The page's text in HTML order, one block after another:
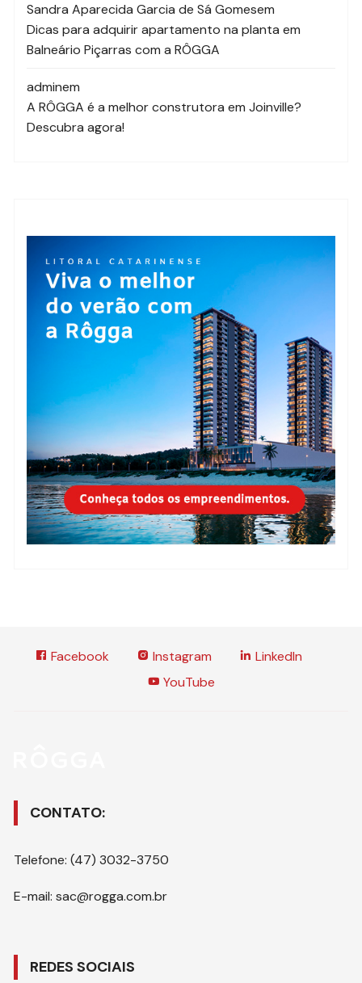
Sandra Aparecida Garcia de Sá Gomesem
Dicas para adquirir apartamento na planta em
Balneário Piçarras com a RÔGGA
adminem
A RÔGGA é a melhor construtora em Joinville?
Descubra agora!
Facebook Instagram
LinkedIn
YouTube
CONTATO:
Telefone: (47) 3032-3750
E-mail: sac@rogga.com.br
REDES SOCIAIS